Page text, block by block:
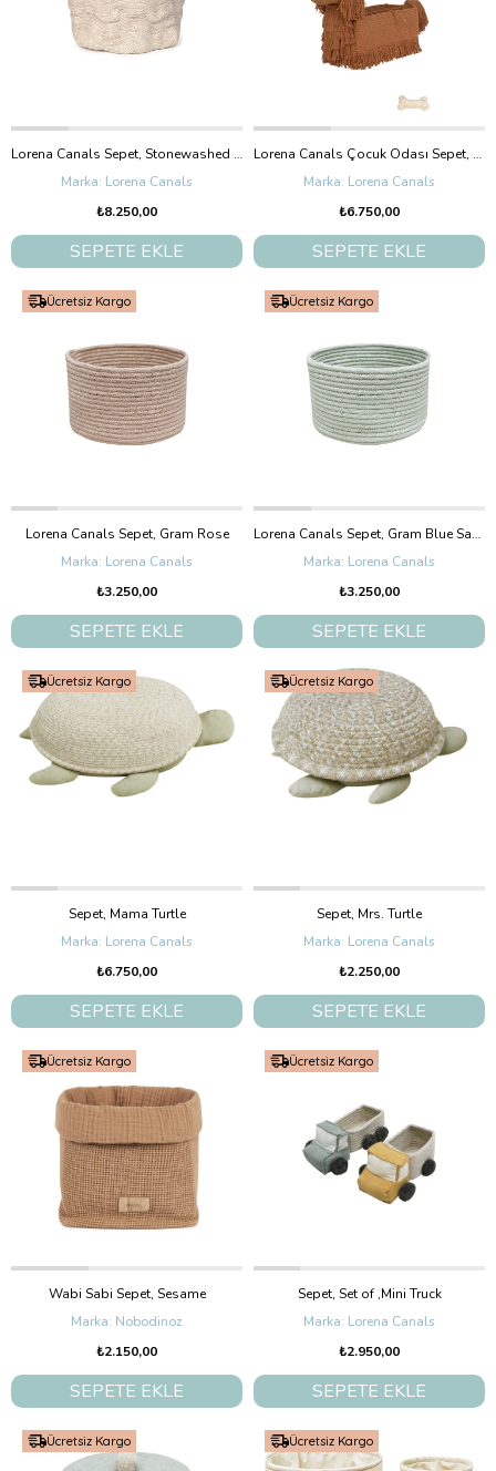
Lorena Canals Sepet, Stonewashed Natural Large
Lorena Canals
₺8.250,00
SEPETE EKLE
Lorena Canals Çocuk Odası Sepet, Poppy
Lorena Canals
₺6.750,00
SEPETE EKLE
Lorena Canals Sepet, Gram Rose
Lorena Canals
₺3.250,00
SEPETE EKLE
Ücretsiz Kargo
Lorena Canals Sepet, Gram Blue Sage
Lorena Canals
₺3.250,00
SEPETE EKLE
Ücretsiz Kargo
Sepet, Mama Turtle
Lorena Canals
₺6.750,00
SEPETE EKLE
Ücretsiz Kargo
Sepet, Mrs. Turtle
Lorena Canals
₺2.250,00
SEPETE EKLE
Ücretsiz Kargo
Wabi Sabi Sepet, Sesame
Nobodinoz
₺2.150,00
SEPETE EKLE
Ücretsiz Kargo
Sepet, Set of ,Mini Truck
Lorena Canals
₺2.950,00
SEPETE EKLE
Ücretsiz Kargo
Ücretsiz Kargo Ücretsiz Kargo